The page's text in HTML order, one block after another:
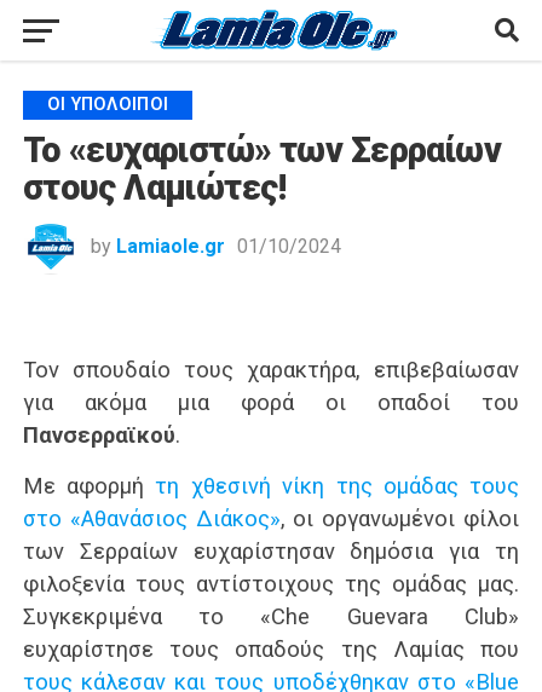
ΟΙ ΥΠΌΛΟΙΠΟΙ
Το «ευχαριστώ» των Σερραίων
στους Λαμιώτες!
by Lamiaole.gr 01/10/2024
Τον σπουδαίο τους χαρακτήρα, επιβεβαίωσαν
για ακόμα μια φορά οι οπαδοί του
Πανσερραϊκού.
Με αφορμήτη χθεσινή νίκη της ομάδας τους
στο «Αθανάσιος Διάκος», οι οργανωμένοι φίλοι
των Σερραίων ευχαρίστησαν δημόσια για τη
φιλοξενία τους αντίστοιχους της ομάδας μας.
Συγκεκριμένα το «Che Guevara Club»
ευχαρίστησε τους οπαδούς της Λαμίας που
τους κάλεσαν και τους υποδέχθηκαν στο «Blue